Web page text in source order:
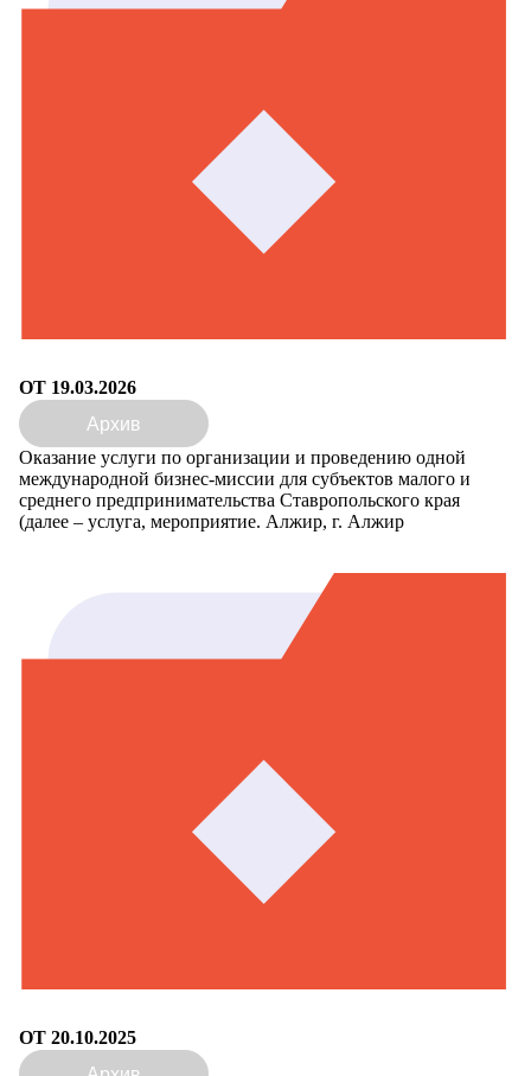
ОТ 19.03.2026
Архив
Оказание услуги по организации и проведению одной
международной бизнес-миссии для субъектов малого и
среднего предпринимательства Ставропольского края
(далее – услуга, мероприятие. Алжир, г. Алжир
ОТ 20.10.2025